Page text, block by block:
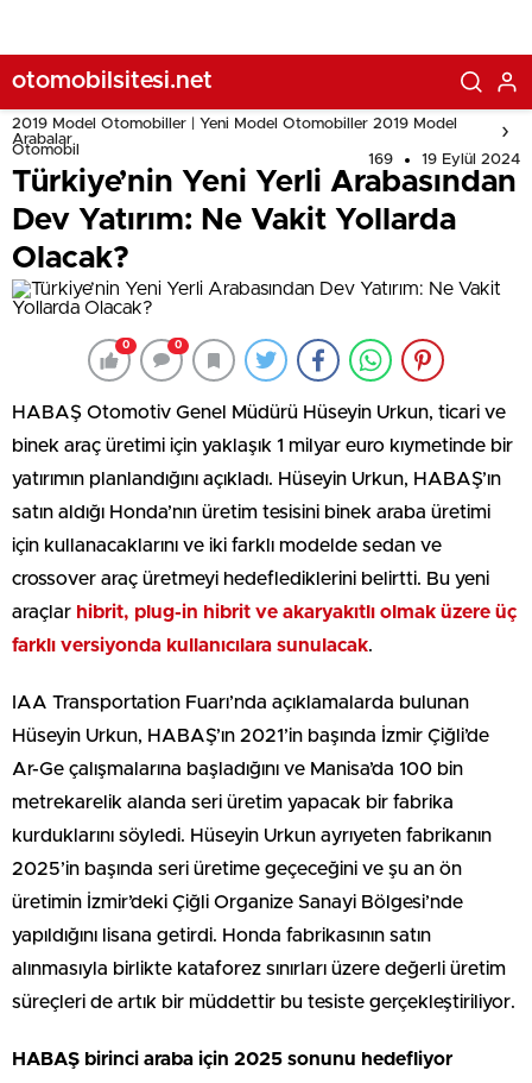
otomobilsitesi.net
2019 Model Otomobiller | Yeni Model Otomobiller 2019 Model
Arabalar
Otomobil
169 19 Eylül 2024
Türkiye’nin Yeni Yerli Arabasından
Dev Yatırım: Ne Vakit Yollarda
Olacak?
0 0
HABAŞ Otomotiv Genel Müdürü Hüseyin Urkun, ticari ve
binek araç üretimi için yaklaşık 1 milyar euro kıymetinde bir
yatırımın planlandığını açıkladı. Hüseyin Urkun, HABAŞ’ın
satın aldığı Honda’nın üretim tesisini binek araba üretimi
için kullanacaklarını ve iki farklı modelde sedan ve
crossover araç üretmeyi hedeflediklerini belirtti. Bu yeni
araçlar hibrit, plug-in hibrit ve akaryakıtlı olmak üzere üç
farklı versiyonda kullanıcılara sunulacak.
IAA Transportation Fuarı’nda açıklamalarda bulunan
Hüseyin Urkun, HABAŞ’ın 2021’in başında İzmir Çiğli’de
Ar-Ge çalışmalarına başladığını ve Manisa’da 100 bin
metrekarelik alanda seri üretim yapacak bir fabrika
kurduklarını söyledi. Hüseyin Urkun ayrıyeten fabrikanın
2025’in başında seri üretime geçeceğini ve şu an ön
üretimin İzmir’deki Çiğli Organize Sanayi Bölgesi’nde
yapıldığını lisana getirdi. Honda fabrikasının satın
alınmasıyla birlikte kataforez sınırları üzere değerli üretim
süreçleri de artık bir müddettir bu tesiste gerçekleştiriliyor.
HABAŞ birinci araba için 2025 sonunu hedefliyor